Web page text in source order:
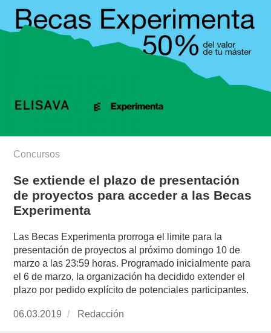
Concursos
Se extiende el plazo de presentación
de proyectos para acceder a las Becas
Experimenta
Las Becas Experimenta prorroga el limite para la
presentación de proyectos al próximo domingo 10 de
marzo a las 23:59 horas. Programado inicialmente para
el 6 de marzo, la organización ha decidido extender el
plazo por pedido explícito de potenciales participantes.
Publicado
06.03.2019 https://www.experimenta.es/author/redaccion/
Redacción